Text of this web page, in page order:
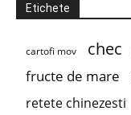
Etichete
cartofi mov chec
fructe de mare
retete chinezesti